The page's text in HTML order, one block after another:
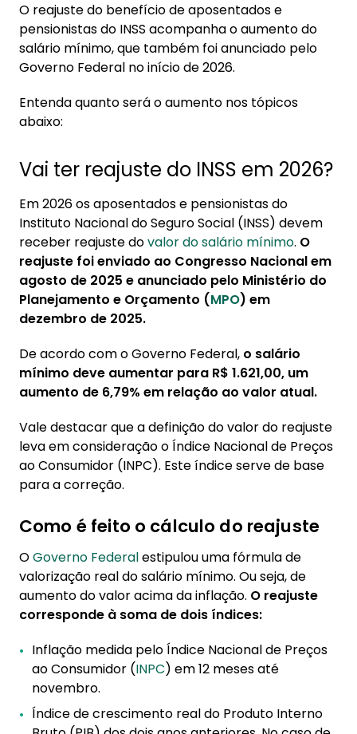
2. Margem consignável 2026
2.1. Margem para cartão de crédito
consignado (RMC)
disponível?
3.1. Prazo estendido para 96 meses
4.1. Revisão de aposentadoria em 2026
4.2. Prova de vida para segurados do INSS
4.3. Prova de vida digital
O reajuste do benefício de aposentados e
pensionistas do INSS acompanha o aumento do
salário mínimo, que também foi anunciado pelo
Governo Federal no início de 2026.
Entenda quanto será o aumento nos tópicos
abaixo:
Vai ter reajuste do INSS em 2026?
Em 2026 os aposentados e pensionistas do
Instituto Nacional do Seguro Social (INSS) devem
receber reajuste dovalor do salário mínimo. O
reajuste foi enviado ao Congresso Nacional em
agosto de 2025 e anunciado pelo Ministério do
Planejamento e Orçamento (MPO) em
dezembro de 2025.
De acordo com o Governo Federal, o salário
mínimo deve aumentar para R$ 1.621,00, um
aumento de 6,79% em relação ao valor atual.
Vale destacar que a definição do valor do reajuste
leva em consideração o Índice Nacional de Preços
ao Consumidor (INPC). Este índice serve de base
para a correção.
Como é feito o cálculo do reajuste
OGoverno Federalestipulou uma fórmula de
valorização real do salário mínimo. Ou seja, de
aumento do valor acima da inflação. O reajuste
corresponde à soma de dois índices:
Inflação medida pelo Índice Nacional de Preços
ao Consumidor (INPC) em 12 meses até
novembro.
Índice de crescimento real do Produto Interno